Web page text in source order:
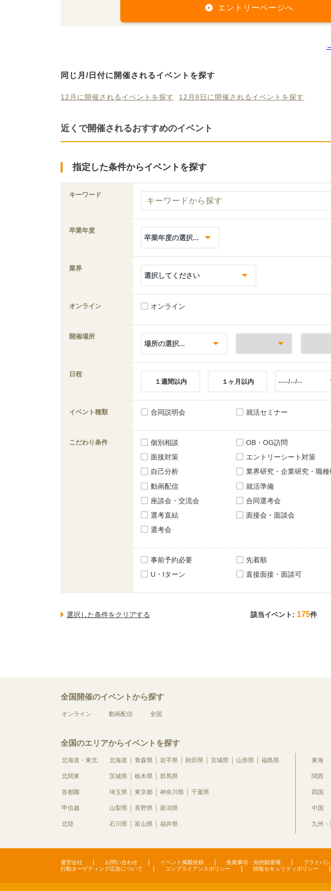
エントリーページへ
同じ月/日付に開催されるイベントを探す
12月に開催されるイベントを探す 12月8日に開催されるイベントを探す
近くで開催されるおすすめのイベント
指定した条件からイベントを探す
キーワード
卒業年度
業界
オンライン オンライン
開催場所
日程
１週間以内
１ヶ月以内
イベント種類 合同説明会 就活セミナー
こだわり条件 個別相談 OB・OG訪問
面接対策
エントリーシート対策
自己分析
業界研究・企業研究・職種
動画配信
就活準備
座談会・交流会
合同選考会
選考直結
面接会・面談会
選考会
事前予約必要 先着順
U・Iターン
直接面接・面談可
該当イベント: 175件
全国開催のイベントから探す
オンライン 動画配信 全国
全国のエリアからイベントを探す
北海道・東北 北海道 青森県 岩手県 秋田県 宮城県 山形県 福島県
北関東 茨城県 栃木県 群馬県
首都圏 埼玉県 東京都 神奈川県 千葉県
甲信越 山梨県 長野県 新潟県
北陸 石川県 富山県 福井県
東海
関西
四国
中国
九州・
運営会社 お問い合わせ イベント掲載依頼 免責事項・知的財産権 プライバ
行動ターゲティング広告について
コンプライアンスポリシー 情報セキュリティポリシー